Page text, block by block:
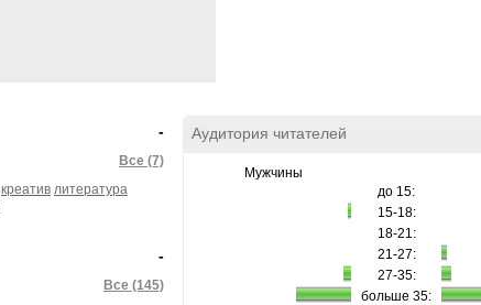
-
Все (7)
креатив литература
-
Все (145)
Аудитория читателей
Мужчины
до 15:
15-18:
18-21:
21-27:
27-35:
больше 35: